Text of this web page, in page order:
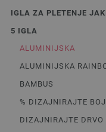
IGLA ZA PLETENJE
5 IGLA
ALUMINIJSKA
ALUMINIJSKA
BAMBUS
% DIZAJNIRAJTE
DIZAJNIRAJTE DRVO